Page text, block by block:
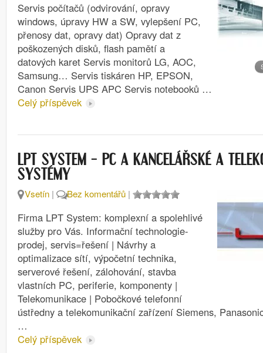
Servis počítačů (odvirování, opravy
windows, úpravy HW a SW, vylepšení PC,
přenosy dat, opravy dat) Opravy dat z
poškozených disků, flash pamětí a
datových karet Servis monitorů LG, AOC,
Samsung… Servis tiskáren HP, EPSON,
Canon Servis UPS APC Servis notebooků …
Celý příspěvek
LPT SYSTEM – PC A KANCELÁŘSKÉ A
SYSTÉMY
Vsetín | Bez komentářů |
Firma LPT System: komplexní a spolehlivé
služby pro Vás. Informační technologie-
prodej, servis=řešení | Návrhy a
optimalizace sítí, výpočetní technika,
serverové řešení, zálohování, stavba
vlastních PC, periferie, komponenty |
Telekomunikace | Pobočkové telefonní
ústředny a telekomunikační zařízení Siemens,
…
Celý příspěvek